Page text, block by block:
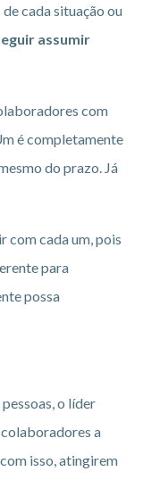
cada situação ou
assumir
com
é completamente
do prazo. Já
com cada um, pois
para
possa
o líder
colaboradores a
isso, atingirem